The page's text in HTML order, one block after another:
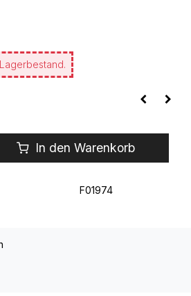
In den Warenkorb
F01974